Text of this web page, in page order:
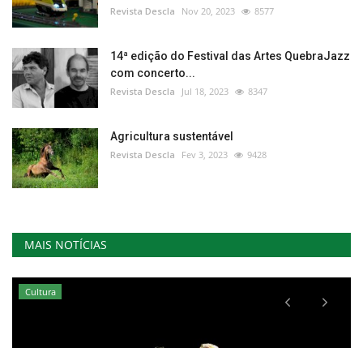
Revista Descla Nov 20, 2023 8577
14ª edição do Festival das Artes QuebraJazz
com concerto...
Revista Descla Jul 18, 2023 8347
Agricultura sustentável
Revista Descla Fev 3, 2023 9428
MAIS NOTÍCIAS
Cultura